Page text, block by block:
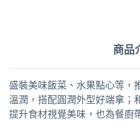
商品
盛裝美味飯菜、水果點心等，
溫潤，搭配圓潤外型好端拿；
提升食材視覺美味，也為餐廚